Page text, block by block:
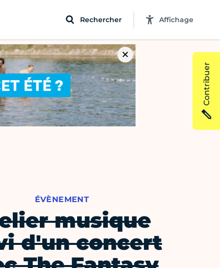
Rechercher Affichage
ÉVÈNEMENT
musique
d'un concert
Contribuer